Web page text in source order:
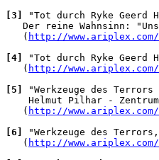
[3]
"Tot durch Ryke Geerd
Der reine Wahnsinn:
   (
http://www.ariplex.com/
[4]
"Tot durch Ryke Geerd
   (
http://www.ariplex.com/
[5]
"Werkzeuge des Terrors
Helmut Pilhar -
   (
http://www.ariplex.com/
[6]
"Werkzeuge des
   (
http://www.ariplex.com/